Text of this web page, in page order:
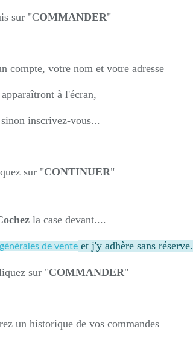
sur "COMMANDER"
compte, votre nom et votre adresse
apparaîtront à l'écran,
sinon inscrivez-vous...
sur "CONTINUER"
la case devant....
de venteet j'y adhère sans réserve.
sur "COMMANDER"
un historique de vos commandes